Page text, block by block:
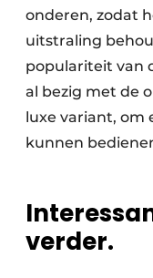
onderen, zodat
uitstraling
populariteit van
al bezig met de
luxe variant, om
kunnen
verder.